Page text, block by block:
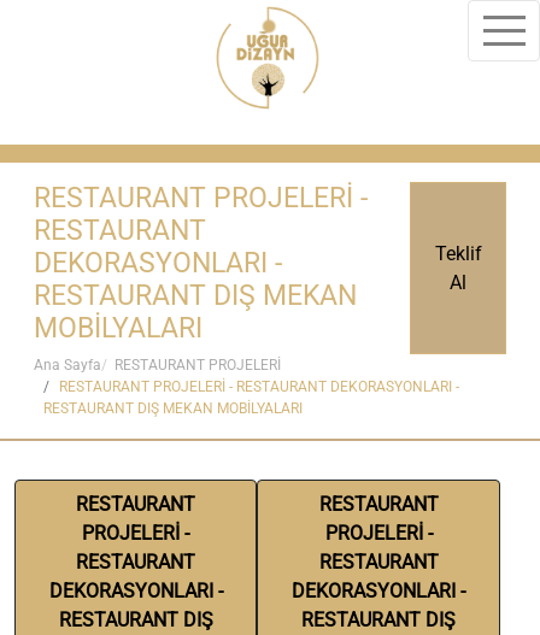
RESTAURANT PROJELERİ -
RESTAURANT
DEKORASYONLARI -
RESTAURANT DIŞ MEKAN
MOBİLYALARI
Teklif
Al
Ana Sayfa
RESTAURANT PROJELERİ
RESTAURANT PROJELERİ - RESTAURANT DEKORASYONLARI -
RESTAURANT DIŞ MEKAN MOBİLYALARI
RESTAURANT
PROJELERİ -
RESTAURANT
DEKORASYONLARI -
RESTAURANT DIŞ
RESTAURANT
PROJELERİ -
RESTAURANT
DEKORASYONLARI -
RESTAURANT DIŞ